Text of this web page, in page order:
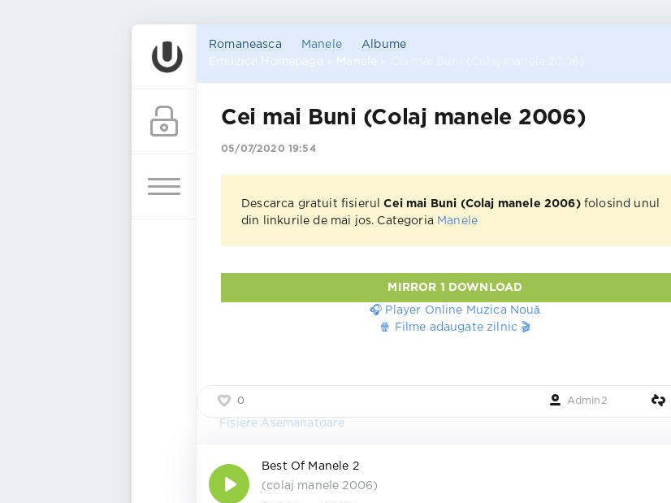
Romaneasca Manele
Albume
Emuzica Homepage
Manele
Cei mai Buni (Colaj manele 2006)
05/07/2020 19:54
Descarca gratuit fisierulCei mai Buni (Colaj manele 2006)folosind unul
din linkurile de mai jos. Categoria Manele
MIRROR 1 DOWNLOAD
🎧 Player Online Muzica Nouă
🍿 Filme adaugate zilnic 🎬
0 Admin2
Fisiere Asemanatoare
Best Of Manele 2
(colaj manele 2006)